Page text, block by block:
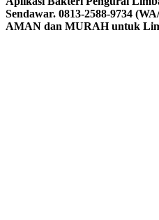
Sendawar. 0813-2588-9734
AMAN dan MURAH untuk